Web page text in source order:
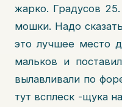
жарко. Градусов
мошки. Надо
это лучшее место
мальков и
вылавливали по
тут всплеск -щука